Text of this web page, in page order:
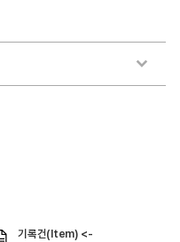
기록건(Item) <-